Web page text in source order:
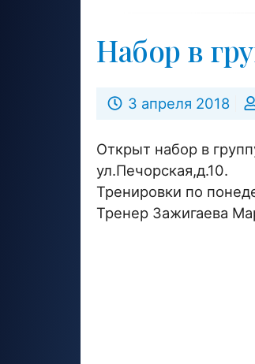
Набор в
3 апреля 2018
Открыт набор в
ул.Печорская,д.10.
Тренировки по
Тренер Зажигаева